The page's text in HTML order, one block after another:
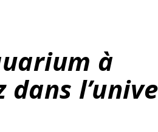
à
dans